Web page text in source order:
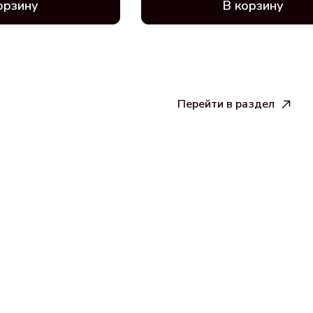
В корзину
Перейти в раздел